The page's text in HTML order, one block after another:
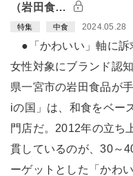
（岩田食…
特集 中食 2024.05.28
●「かわいい」軸に
女性対象にブランド認
県一宮市の岩田食品が
iの国」は、和食をベー
門店だ。2012年の立ち
貫しているのが、30～
ーゲットとした「かわ